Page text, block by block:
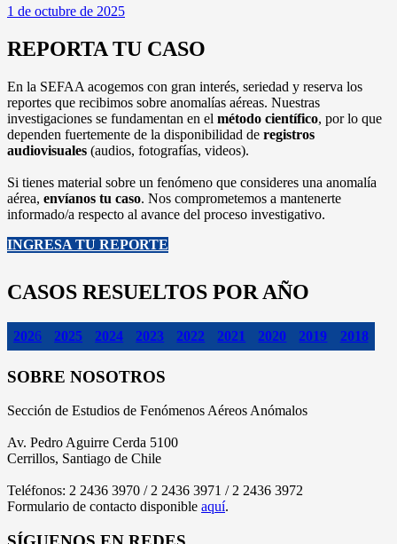
1 de octubre de 2025
REPORTA TU CASO
En la SEFAA acogemos con gran interés, seriedad y reserva los
reportes que recibimos sobre anomalías aéreas. Nuestras
investigaciones se fundamentan en el método científico, por lo que
dependen fuertemente de la disponibilidad de registros
audiovisuales (audios, fotografías, videos).
Si tienes material sobre un fenómeno que consideres una anomalía
aérea, envíanos tu caso. Nos comprometemos a mantenerte
informado/a respecto al avance del proceso investigativo.
INGRESA TU REPORTE
CASOS RESUELTOS POR AÑO
2026 2025 2024 2023 2022 2021 2020 2019 2018
SOBRE NOSOTROS
Sección de Estudios de Fenómenos Aéreos Anómalos
Av. Pedro Aguirre Cerda 5100
Cerrillos, Santiago de Chile
Teléfonos: 2 2436 3970 / 2 2436 3971 / 2 2436 3972
Formulario de contacto disponible aquí.